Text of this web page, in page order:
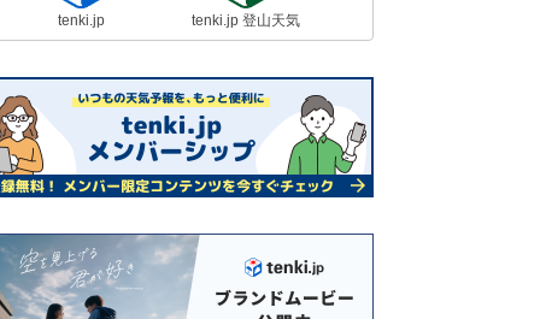
tenki.jp tenki.jp 登山天気